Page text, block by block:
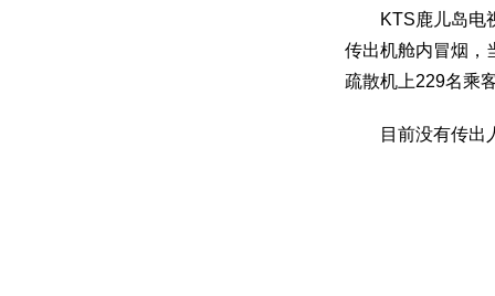
KTS鹿儿岛电视
传出机舱内冒烟，
疏散机上229名乘
目前没有传出